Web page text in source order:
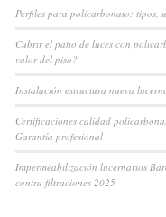
Perfiles para policarbonato: tipos,
Cubrir el patio de luces con
valor del piso?
Instalación estructura nueva
Certificaciones calidad
Garantía profesional
Impermeabilización lucernarios
contra filtraciones 2025